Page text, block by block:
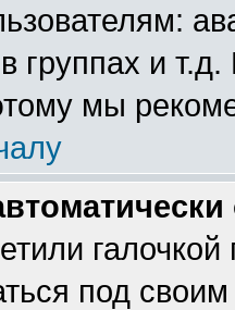
группах и
мы
галочкой
под